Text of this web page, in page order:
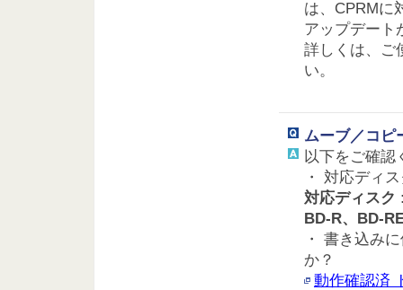
は、CPRMに
アップデート
詳しくは、ご
い。
ムーブ／コピ
以下をご確認
・ 対応ディ
対応ディス
BD-R、BD-
・ 書き込み
か？
動作確認済